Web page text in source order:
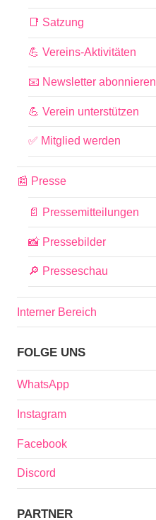
📑 Satzung
💪 Vereins-Aktivitäten
📧 Newsletter abonnieren
💪 Verein unterstützen
✅ Mitglied werden
📰 Presse
📄 Pressemitteilungen
📸 Pressebilder
🔎 Presseschau
Interner Bereich
FOLGE UNS
WhatsApp
Instagram
Facebook
Discord
PARTNER